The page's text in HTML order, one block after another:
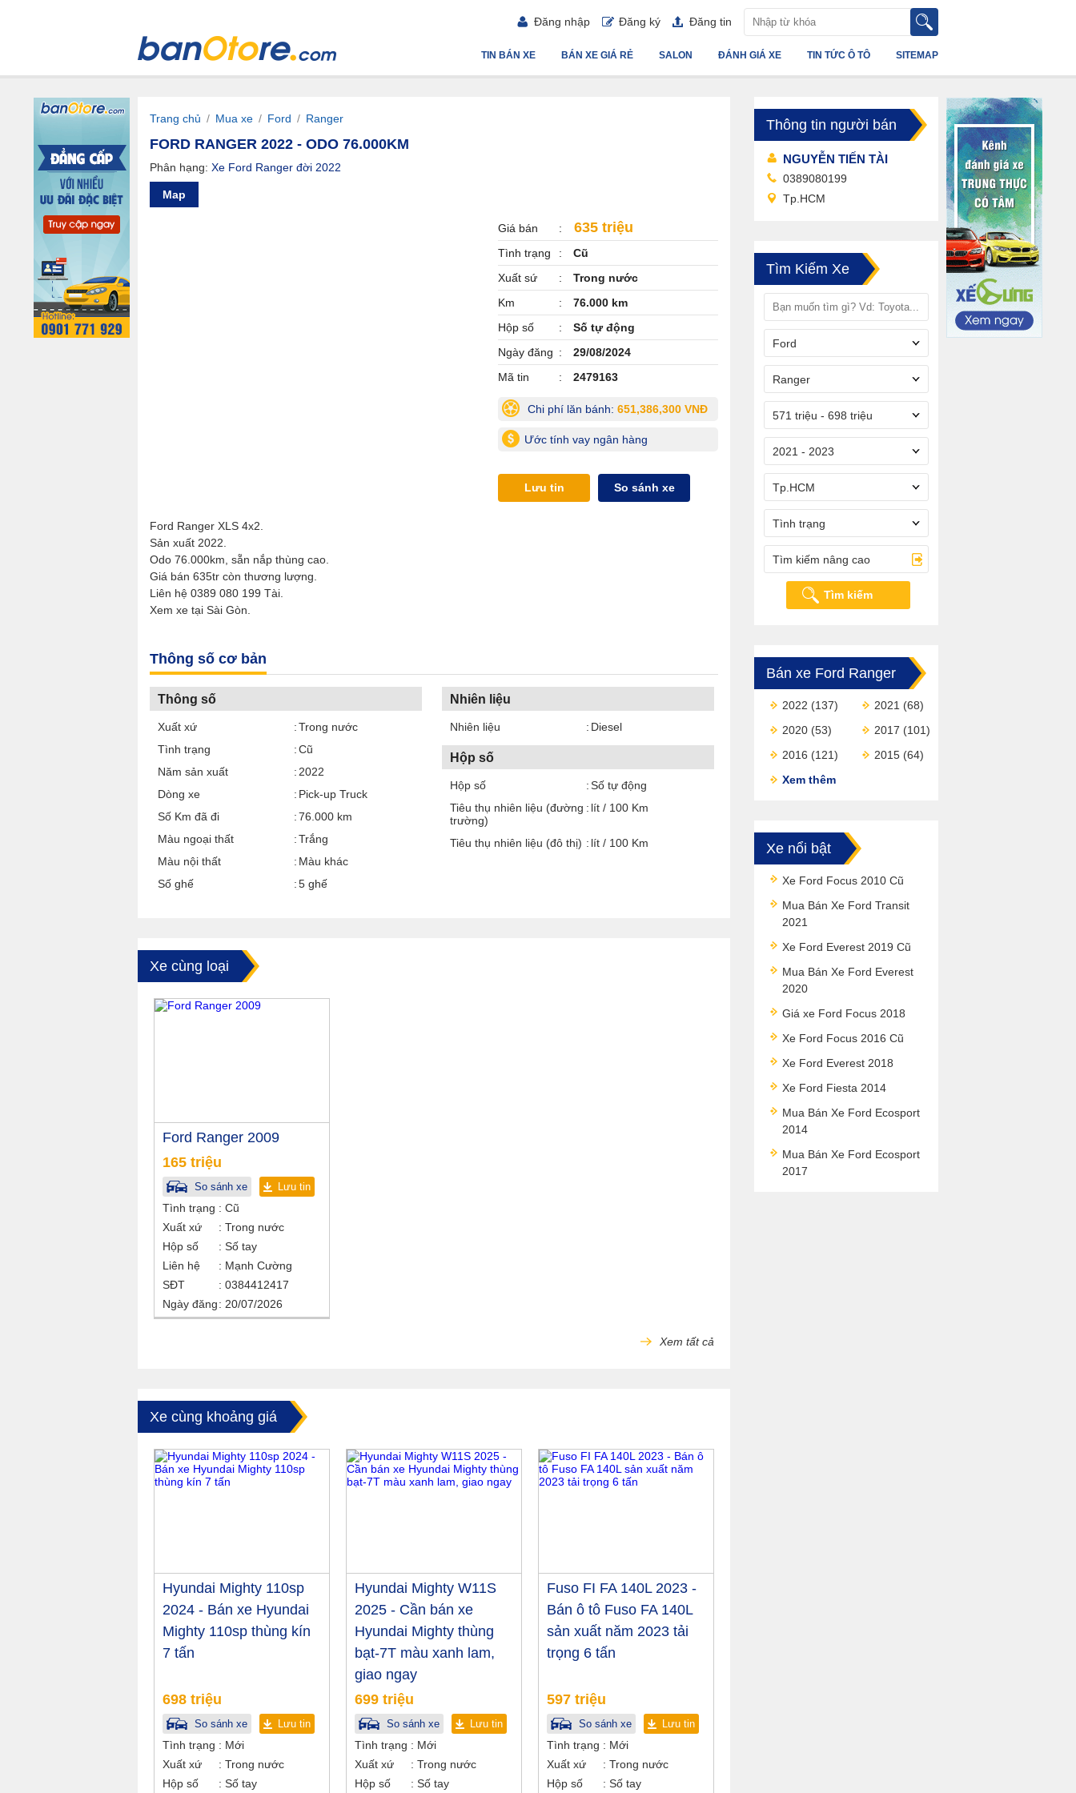
Đăng nhập Đăng ký Đăng tin
SITEMAP
TIN TỨC Ô TÔ
ĐÁNH GIÁ XE
SALON
BÁN XE GIÁ RẺ
TIN BÁN XE
Trang chủ / Mua xe / Ford / Ranger
FORD RANGER 2022 - ODO 76.000KM
Phân hạng: Xe Ford Ranger đời 2022
Map
Giá bán 635 triệu
Tình trạng
Cũ
Xuất sứ
Trong nước
Km
76.000 km
Hộp số
Số tự động
Ngày đăng
29/08/2024
Mã tin
2479163
Chi phí lăn bánh: 651,386,300 VNĐ
Ước tính vay ngân hàng
Lưu tin So sánh xe
Ford Ranger XLS 4x2.
Sản xuất 2022.
Odo 76.000km, sẵn nắp thùng cao.
Giá bán 635tr còn thương lượng.
Liên hệ 0389 080 199 Tài.
Xem xe tại Sài Gòn.
Thông số cơ bản
Thông số
Xuất xứ
Trong nước
Tình trạng
Cũ
Năm sản xuất
2022
Dòng xe
Pick-up Truck
Số Km đã đi
76.000 km
Màu ngoại thất
Trắng
Màu nội thất
Màu khác
Số ghế
5 ghế
Nhiên liệu
Nhiên liệu Diesel
Hộp số
Hộp số
Số tự động
Tiêu thụ nhiên liệu (đường
trường)
lít / 100 Km
Tiêu thụ nhiên liệu (đô thị) lít / 100 Km
Xe cùng loại
Ford Ranger 2009
165 triệu
So sánh xe Lưu tin
Tình trạng
Cũ
Xuất xứ
Trong nước
Hộp số
Số tay
Liên hệ
Mạnh Cường
SĐT
0384412417
Ngày đăng
20/07/2026
Xem tất cả
Xe cùng khoảng giá
Hyundai Mighty 110sp
2024 - Bán xe Hyundai
Mighty 110sp thùng kín
7 tấn
698 triệu
So sánh xe Lưu tin
Tình trạng
Mới
Xuất xứ
Trong nước
Hộp số
Số tay
Hyundai Mighty W11S
2025 - Cần bán xe
Hyundai Mighty thùng
bạt-7T màu xanh lam,
giao ngay
699 triệu
So sánh xe Lưu tin
Tình trạng
Mới
Xuất xứ
Trong nước
Hộp số
Số tay
Fuso FI FA 140L 2023 -
Bán ô tô Fuso FA 140L
sản xuất năm 2023 tải
trọng 6 tấn
597 triệu
So sánh xe Lưu tin
Tình trạng
Mới
Xuất xứ
Trong nước
Hộp số
Số tay
Thông tin người bán
NGUYỄN TIẾN TÀI
0389080199
Tp.HCM
Tìm Kiếm Xe
Ford
Ranger
571 triệu - 698 triệu
2021 - 2023
Tp.HCM
Tình trạng
Tìm kiếm nâng cao
Tìm kiếm
Bán xe Ford Ranger
2022 (137) 2021 (68)
2020 (53) 2017 (101)
2016 (121) 2015 (64)
Xem thêm
Xe nổi bật
Xe Ford Focus 2010 Cũ
Mua Bán Xe Ford Transit
2021
Xe Ford Everest 2019 Cũ
Mua Bán Xe Ford Everest
2020
Giá xe Ford Focus 2018
Xe Ford Focus 2016 Cũ
Xe Ford Everest 2018
Xe Ford Fiesta 2014
Mua Bán Xe Ford Ecosport
2014
Mua Bán Xe Ford Ecosport
2017